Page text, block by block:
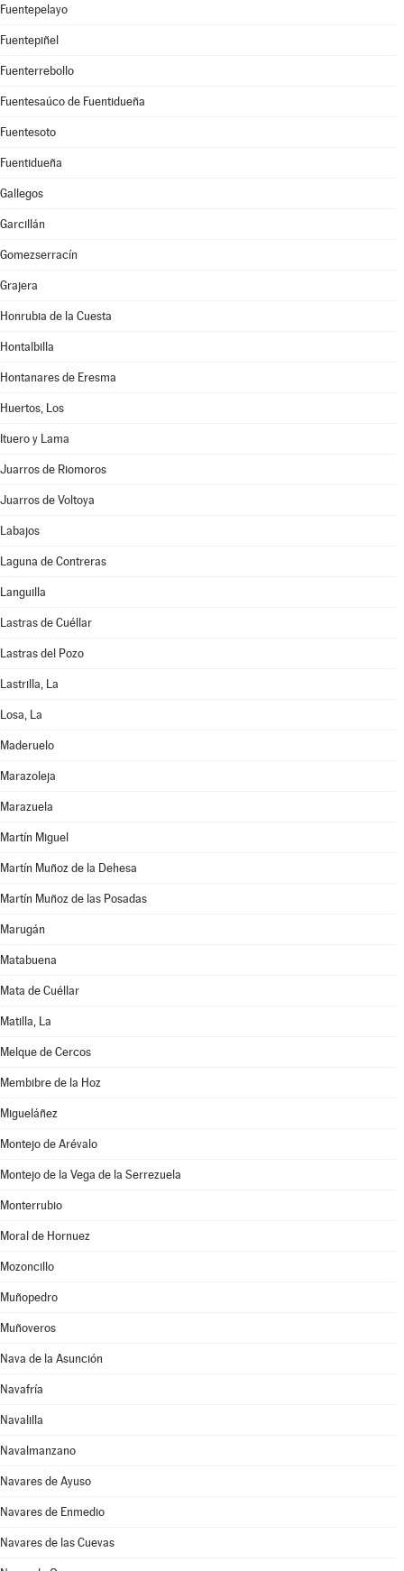
Fuentepelayo
Fuentepiñel
Fuenterrebollo
Fuentesaúco de Fuentidueña
Fuentesoto
Fuentidueña
Gallegos
Garcillán
Gomezserracín
Grajera
Honrubia de la Cuesta
Hontalbilla
Hontanares de Eresma
Huertos, Los
Ituero y Lama
Juarros de Riomoros
Juarros de Voltoya
Labajos
Laguna de Contreras
Languilla
Lastras de Cuéllar
Lastras del Pozo
Lastrilla, La
Losa, La
Maderuelo
Marazoleja
Marazuela
Martín Miguel
Martín Muñoz de la Dehesa
Martín Muñoz de las Posadas
Marugán
Matabuena
Mata de Cuéllar
Matilla, La
Melque de Cercos
Membibre de la Hoz
Migueláñez
Montejo de Arévalo
Montejo de la Vega de la Serrezuela
Monterrubio
Moral de Hornuez
Mozoncillo
Muñopedro
Muñoveros
Nava de la Asunción
Navafría
Navalilla
Navalmanzano
Navares de Ayuso
Navares de Enmedio
Navares de las Cuevas